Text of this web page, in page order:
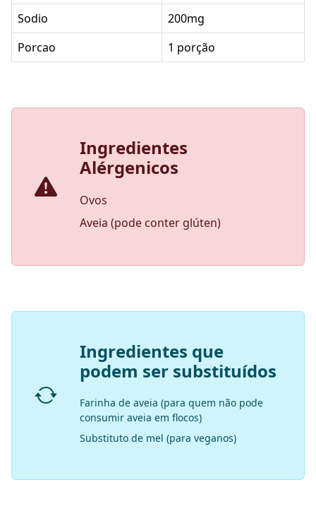
Sodio
200mg
Porcao
1 porção
Ingredientes
Alérgenicos
Ovos
Aveia (pode conter glúten)
Ingredientes que
podem ser substituídos
Farinha de aveia (para quem não pode
consumir aveia em flocos)
Substituto de mel (para veganos)